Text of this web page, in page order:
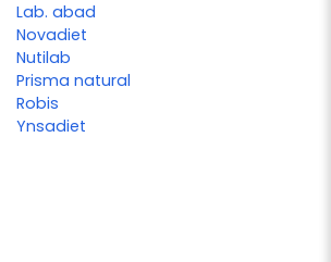
Lab. abad
Novadiet
Nutilab
Prisma natural
Robis
Ynsadiet